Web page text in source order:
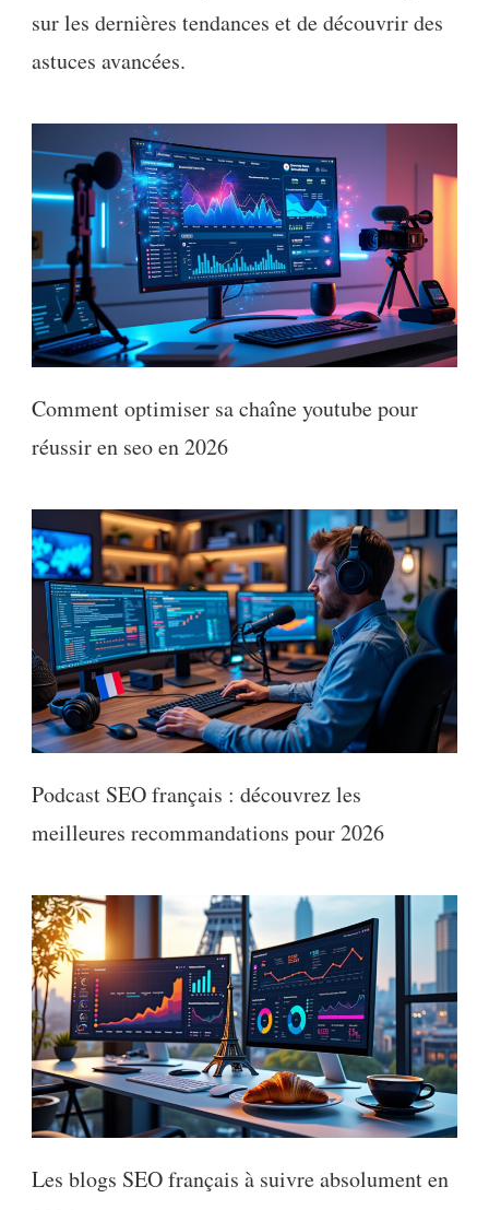
sur les dernières tendances et de découvrir des
astuces avancées.
Comment optimiser sa chaîne youtube pour
réussir en seo en 2026
Podcast SEO français : découvrez les
meilleures recommandations pour 2026
Les blogs SEO français à suivre absolument en